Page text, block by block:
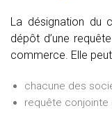
La désignation du
dépôt d’une
commerce. Elle
chacune des
requête